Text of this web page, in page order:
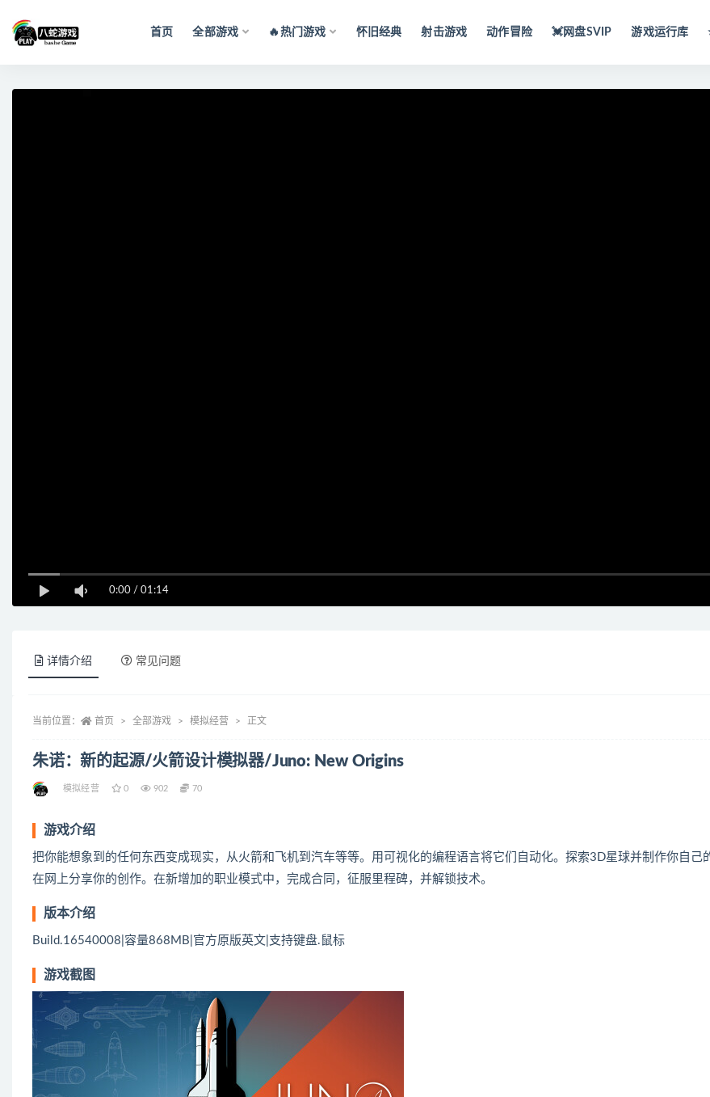
首页 全部游戏 🔥热门游戏 怀旧经典 射击游戏 动作冒险 💓网盘SVIP 游戏运行库
0:00 / 01:14
详情介绍 常见问题
当前位置： 首页 全部游戏 模拟经营 正文
朱诺：新的起源/火箭设计模拟器/Juno: New Origins
模拟经营 0 902 70
游戏介绍
把你能想象到的任何东西变成现实，从火箭和飞机到汽车等等。用可视化的编程语言将它们自动化。探索3D星球并制作你自己
在网上分享你的创作。在新增加的职业模式中，完成合同，征服里程碑，并解锁技术。
版本介绍
Build.16540008|容量868MB|官方原版英文|支持键盘.鼠标
游戏截图